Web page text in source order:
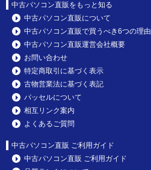
中古パソコン直販をもっと知る
中古パソコン直販について
中古パソコン直販で買うべき6つの理由
中古パソコン直販運営会社概要
お問い合わせ
特定商取引に基づく表示
古物営業法に基づく表記
パッセルについて
相互リンク案内
よくあるご質問
中古パソコン直販 ご利用ガイド
中古パソコン直販 ご利用ガイド